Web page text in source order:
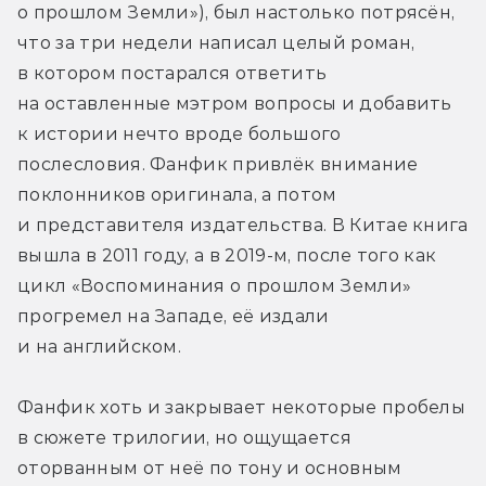
о прошлом Земли»), был настолько потрясён,
что за три недели написал целый роман,
в котором постарался ответить
на оставленные мэтром вопросы и добавить
к истории нечто вроде большого
послесловия. Фанфик привлёк внимание
поклонников оригинала, а потом
и представителя издательства. В Китае книга
вышла в 2011 году, а в 2019-м, после того как
цикл «Воспоминания о прошлом Земли»
прогремел на Западе, её издали
и на английском.
Фанфик хоть и закрывает некоторые пробелы
в сюжете трилогии, но ощущается
оторванным от неё по тону и основным